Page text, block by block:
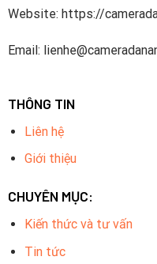
Website: https://
Email:
THÔNG TIN
Liên hệ
Giới thiệu
CHUYÊN MỤC:
Kiến thức và tư vấn
Tin tức